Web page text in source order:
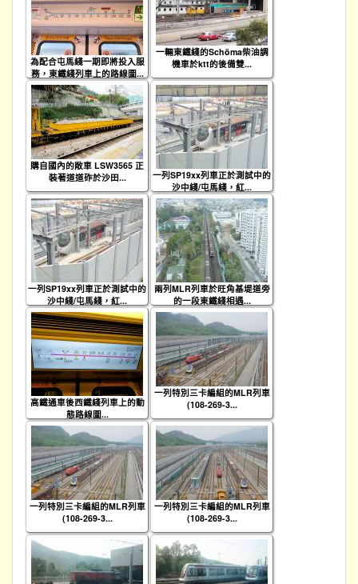
為配合屯馬綫一期即將投入服
務，東鐵綫列車上的路線圖...
一輛東鐵綫的Schöma柴油調
機車於ktt的後備雙...
購自國內的敞車 LSW3565 正
裝著道道砟於沙田...
一列SP19xx列車正於測試中的
沙中綫/屯馬綫，紅...
一列SP19xx列車正於測試中的
沙中綫/屯馬綫，紅...
兩列MLR列車於旺角基堤道旁
的一段東鐵綫相遇...
高鐵通車後西鐵綫列車上的動
態路線圖...
一列特別三卡編組的MLR列車
(108-269-3...
一列特別三卡編組的MLR列車
(108-269-3...
一列特別三卡編組的MLR列車
(108-269-3...